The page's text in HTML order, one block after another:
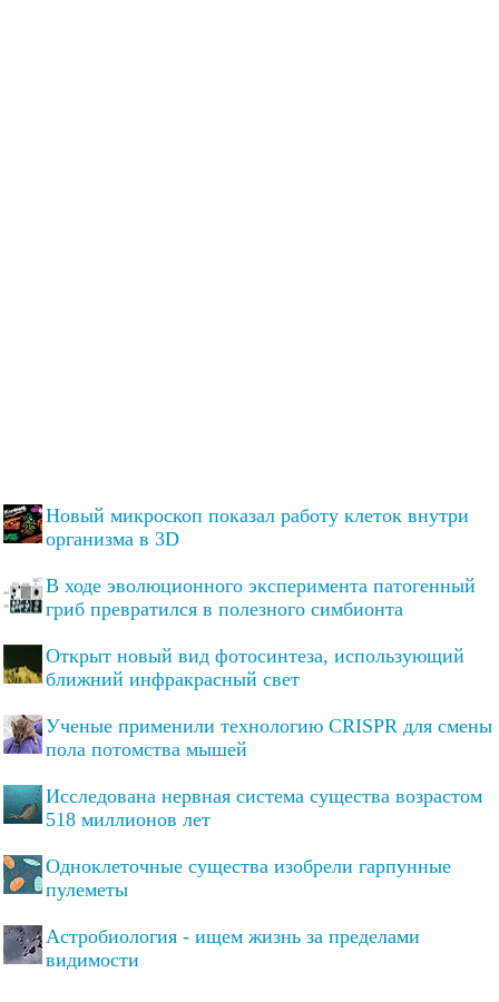
Новый микроскоп показал работу клеток внутри
организма в 3D
В ходе эволюционного эксперимента патогенный
гриб превратился в полезного симбионта
Открыт новый вид фотосинтеза, использующий
ближний инфракрасный свет
Ученые применили технологию CRISPR для смены
пола потомства мышей
Исследована нервная система существа возрастом
518 миллионов лет
Одноклеточные существа изобрели гарпунные
пулеметы
Астробиология - ищем жизнь за пределами
видимости